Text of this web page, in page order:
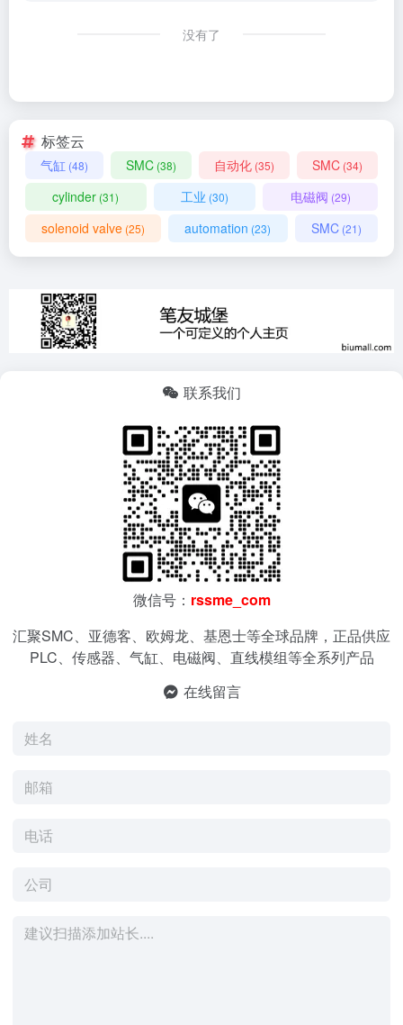
没有了
标签云
气缸 (48) SMC (38) 自动化 (35) SMC (34)
cylinder (31) 工业 (30) 电磁阀 (29)
solenoid valve (25) automation (23) SMC(21)
联系我们
微信号： rssme_com
汇聚SMC、亚德客、欧姆龙、基恩士等全球品牌，正品供应
PLC、传感器、气缸、电磁阀、直线模组等全系列产品
在线留言